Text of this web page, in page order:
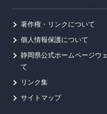
著作権・リンクについて
個人情報保護について
静岡県公式ホームページウ
て
リンク集
サイトマップ